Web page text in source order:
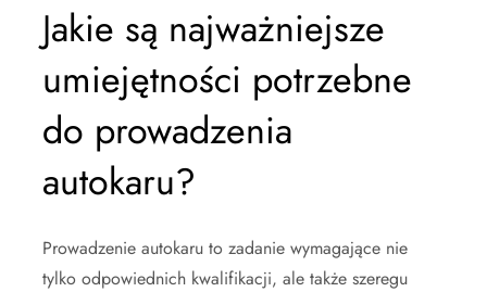
Jakie są najważniejsze
umiejętności potrzebne
do prowadzenia
autokaru?
Prowadzenie autokaru to zadanie wymagające nie
tylko odpowiednich kwalifikacji, ale także szeregu